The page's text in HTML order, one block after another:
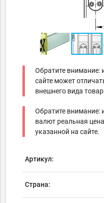
Обратите внимание:
сайте может
внешнего вида
Обратите внимание:
валют реальная
указанной на сайте.
Артикул:
Страна: